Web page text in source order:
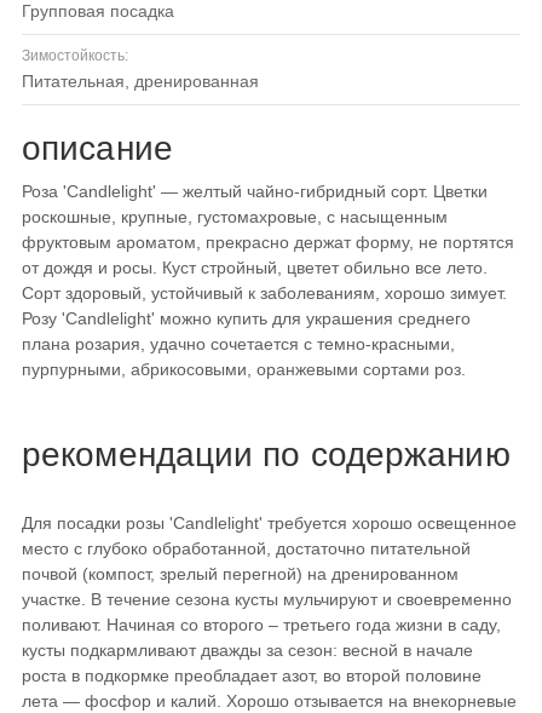
групповая посадка
Зимостойкость:
питательная, дренированная
описание
Роза 'Candlelight' — желтый чайно-гибридный сорт. Цветки
роскошные, крупные, густомахровые, с насыщенным
фруктовым ароматом, прекрасно держат форму, не портятся
от дождя и росы. Куст стройный, цветет обильно все лето.
Сорт здоровый, устойчивый к заболеваниям, хорошо зимует.
Розу 'Candlelight' можно купить для украшения среднего
плана розария, удачно сочетается с темно-красными,
пурпурными, абрикосовыми, оранжевыми сортами роз.
рекомендации по содержанию
Для посадки розы 'Candlelight' требуется хорошо освещенное
место с глубоко обработанной, достаточно питательной
почвой (компост, зрелый перегной) на дренированном
участке. В течение сезона кусты мульчируют и своевременно
поливают. Начиная со второго – третьего года жизни в саду,
кусты подкармливают дважды за сезон: весной в начале
роста в подкормке преобладает азот, во второй половине
лета — фосфор и калий. Хорошо отзывается на внекорневые